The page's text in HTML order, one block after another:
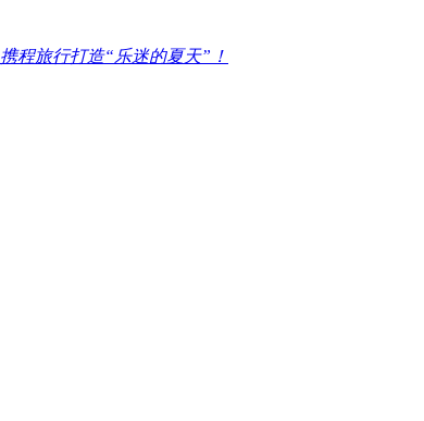
程旅行打造“乐迷的夏天”！